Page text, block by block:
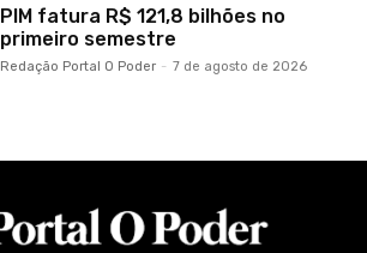
PIM fatura R$ 121,8 bilhões no
primeiro semestre
Redação Portal O Poder - 7 de agosto de 2026